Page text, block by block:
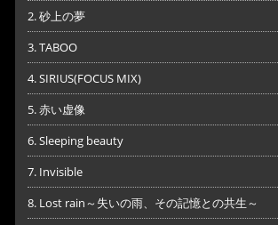
2. 砂上の夢
3. TABOO
4. SIRIUS(FOCUS MIX)
5. 赤い虚像
6. Sleeping beauty
7. Invisible
8. Lost rain～失いの雨、その記憶との共生～